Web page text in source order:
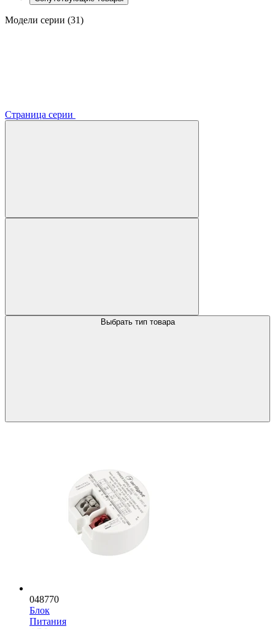
Модели серии (31)
Страница серии
Выбрать тип товара
048770
Блок
Питания